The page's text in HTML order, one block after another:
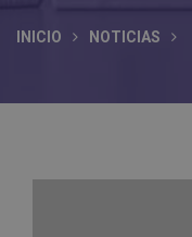
INICIO NOTICIAS